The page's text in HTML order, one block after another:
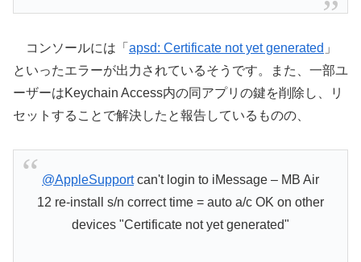
コンソールには「 apsd: Certificate not yet generated 」
といったエラーが出力されているそうです。また、一部ユ
ーザーはKeychain Access内の同アプリの鍵を削除し、リ
セットすることで解決したと報告しているものの、
@AppleSupportcan't login to iMessage – MB Air
12 re-install s/n correct time = auto a/c OK on other
devices "Certificate not yet generated"